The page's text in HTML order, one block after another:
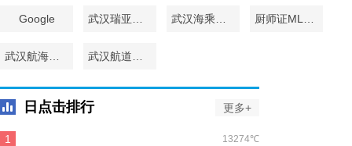
Google
日点击排行 更多+
13274℃
1